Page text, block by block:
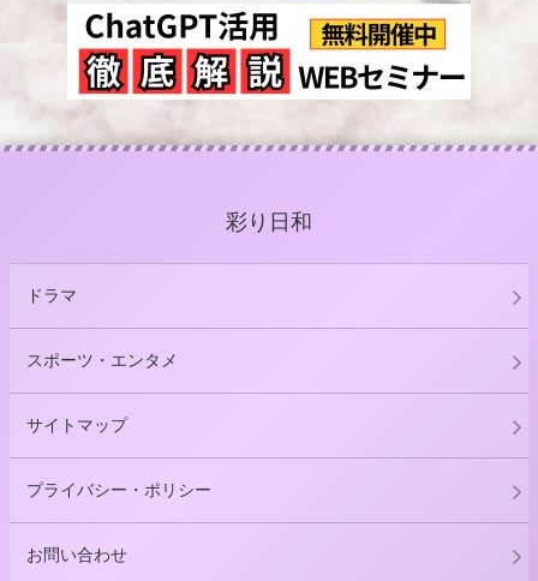
彩り日和
ドラマ
スポーツ・エンタメ
サイトマップ
プライバシー・ポリシー
お問い合わせ